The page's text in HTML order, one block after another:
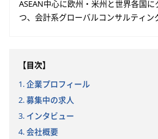
ASEAN中心に欧州・米州と世界各国
つ、会計系グローバルコンサルティン
【目次】
1. 企業プロフィール
2. 募集中の求人
3. インタビュー
4. 会社概要